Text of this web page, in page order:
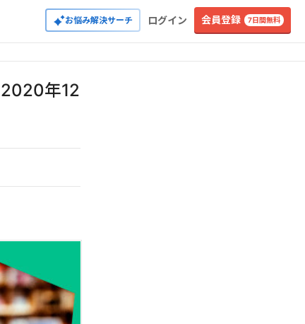
お悩み解決サーチ ログイン 会員登録 7日間無料
2020年12